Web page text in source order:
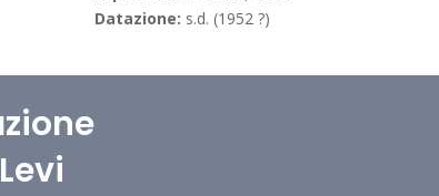
Datazione: s.d. (1952 ?)